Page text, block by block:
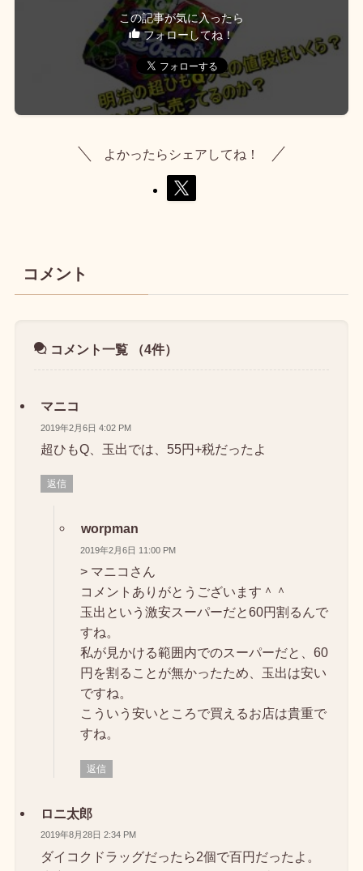
この記事が気に入ったら
フォローしてね！
よかったらシェアしてね！
コメント
コメント一覧 （4件）
マニコ
2019年2月6日 4:02 PM
超ひもQ、玉出では、55円+税だったよ
返信
worpman
2019年2月6日 11:00 PM
> マニコさん
コメントありがとうございます＾＾
玉出という激安スーパーだと60円割るんで
すね。
私が見かける範囲内でのスーパーだと、60
円を割ることが無かったため、玉出は安い
ですね。
こういう安いところで買えるお店は貴重で
すね。
返信
ロニ太郎
2019年8月28日 2:34 PM
ダイコクドラッグだったら2個で百円だったよ。